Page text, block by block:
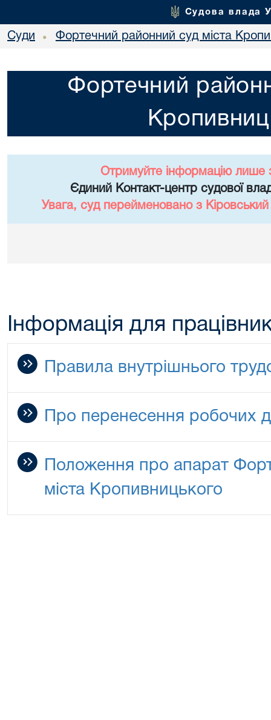
Судова влада
Суди • Фортечний районний суд міста
Фортечний
Отримуйте інформацію лише
Єдиний Контакт-центр судової
Увага, суд перейменовано з
Інформація для
Правила внутрішнього
Про перенесення робочих
Положення про апарат
міста Кропивницького